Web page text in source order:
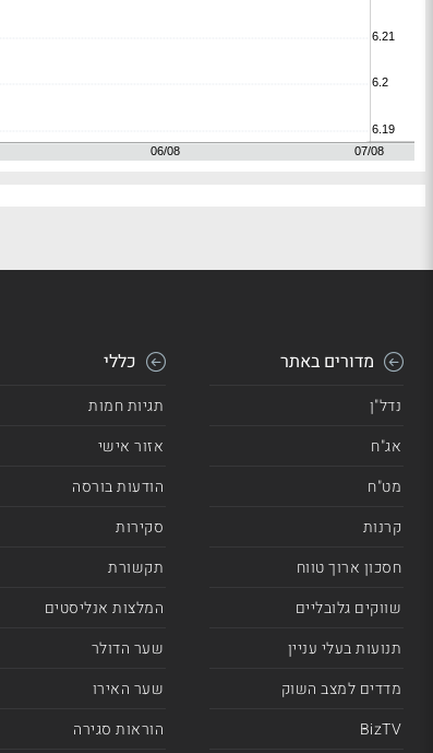
מדורים באתר
נדל"ן
אג"ח
מט"ח
קרנות
חסכון ארוך טווח
שווקים גלובליים
תנועות בעלי עניין
מדדים למצב השוק
BizTV
כללי
תגיות חמות
אזור אישי
הודעות בורסה
סקירות
תקשורת
המלצות אנליסטים
שער הדולר
שער האירו
הוראות סגירה